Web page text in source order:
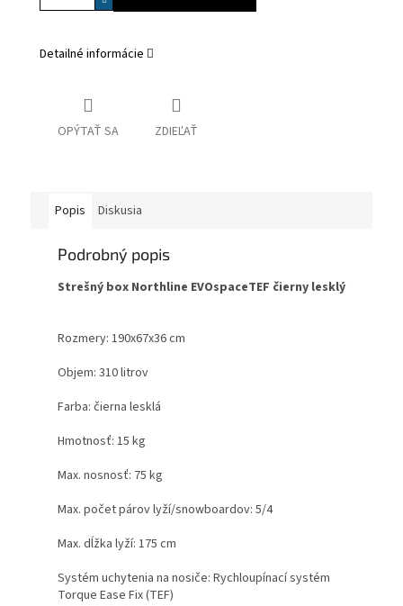
Detailné informácie
OPÝTAŤ SA ZDIEĽAŤ
Popis Diskusia
Podrobný popis
Strešný box Northline EVOspaceTEF čierny lesklý
Rozmery: 190x67x36 cm
Objem: 310 litrov
Farba: čierna lesklá
Hmotnosť: 15 kg
Max. nosnosť: 75 kg
Max. počet párov lyží/snowboardov: 5/4
Max. dĺžka lyží: 175 cm
Systém uchytenia na nosiče: Rychloupínací systém
Torque Ease Fix (TEF)